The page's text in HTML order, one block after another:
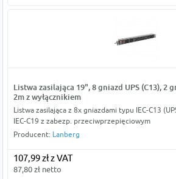
Listwa zasilająca 19", 8 gniazd UPS (C13), 2
2m z wyłącznikiem
Listwa zasilająca z 8x gniazdami typu IEC-C13
IEC-C19 z zabezp. przeciwprzepięciowym
Producent: Lanberg
107,99 zł z VAT
87,80 zł netto